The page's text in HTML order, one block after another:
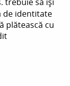
trebuie să își
de identitate
plătească cu